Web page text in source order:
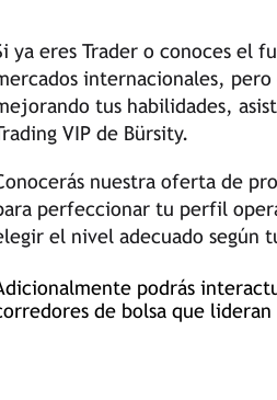
ya eres Trader o conoces el
internacionales, pero
tus habilidades,
VIP de Bürsity.
nuestra oferta de
perfeccionar tu perfil
el nivel adecuado según
podrás
de bolsa que lideran